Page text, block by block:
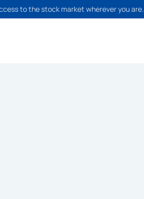
to the stock market wherever you are.